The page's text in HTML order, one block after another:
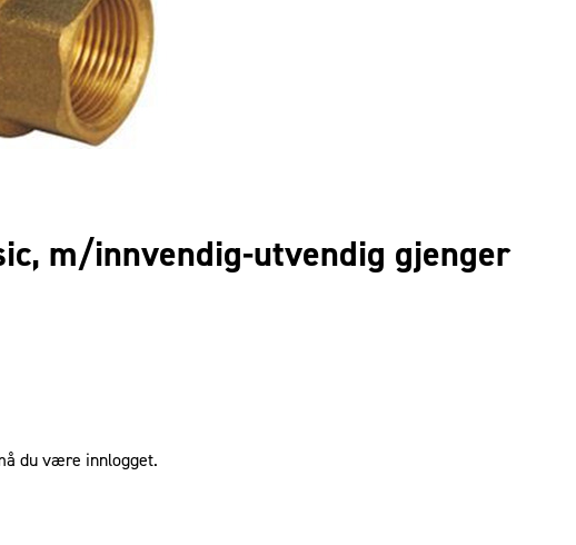
m/innvendig-utvendig gjenger
du være innlogget.